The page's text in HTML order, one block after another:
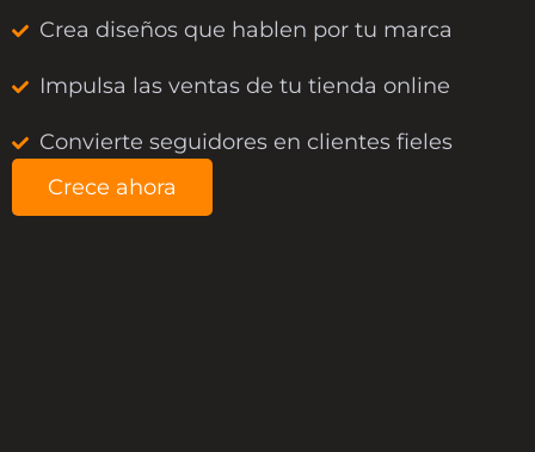
Crea diseños que hablen por tu marca
Impulsa las ventas de tu tienda online
Convierte seguidores en clientes fieles
Crece ahora